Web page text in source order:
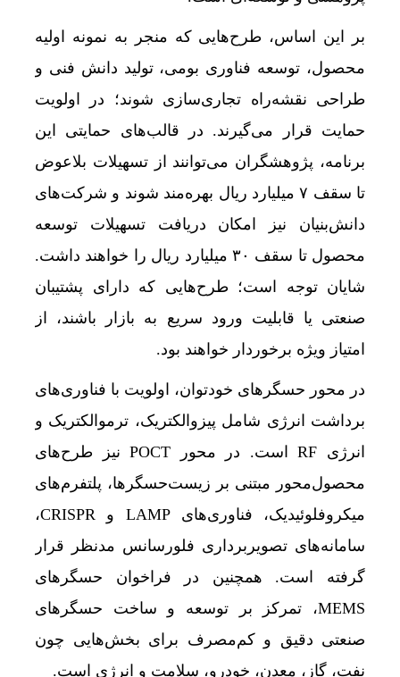
بر این اساس، طرح‌هایی که منجر به نمونه اولیه
محصول، توسعه فناوری بومی، تولید دانش فنی و
طراحی نقشه‌راه تجاری‌سازی شوند؛ در اولویت
حمایت قرار می‌گیرند. در قالب‌های حمایتی این
برنامه، پژوهشگران می‌توانند از تسهیلات بلاعوض
تا سقف ۷ میلیارد ریال بهره‌مند شوند و شرکت‌های
دانش‌بنیان نیز امکان دریافت تسهیلات توسعه
محصول تا سقف ۳۰ میلیارد ریال را خواهند داشت.
شایان توجه است؛ طرح‌هایی که دارای پشتیبان
صنعتی یا قابلیت ورود سریع به بازار باشند، از
امتیاز ویژه برخوردار خواهند بود.
در محور حسگرهای خودتوان، اولویت با فناوری‌های
برداشت انرژی شامل پیزوالکتریک، ترموالکتریک و
انرژی RF است. در محور POCT نیز طرح‌های
محصول‌محور مبتنی بر زیست‌حسگرها، پلتفرم‌های
میکروفلوئیدیک
، فناوری‌های LAMP و CRISPR،
سامانه‌های تصویربرداری فلورسانس مدنظر قرار
گرفته است. همچنین در فراخوان حسگرهای
MEMS، تمرکز بر توسعه و ساخت حسگرهای
صنعتی دقیق و کم‌مصرف برای بخش‌هایی چون
نفت، گاز، معدن، خودرو، سلامت و انرژی است.